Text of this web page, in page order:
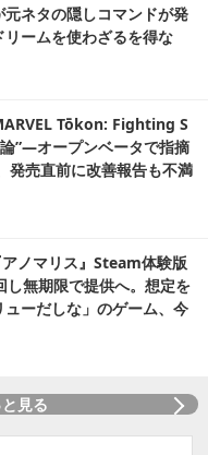
元ネタの隠しコマンドが発
リームを使わざるを得な
Tōkon: Fighting S
”―オープンベータで指摘
発売直前に改善報告も不満
ノマリス』Steam体験版
し無期限で提供へ。想定を
ーだしな」のゲーム、今
見る